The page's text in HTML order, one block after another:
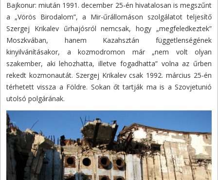
Bajkonur: miután 1991. december 25-én hivatalosan is megszűnt
a „Vörös Birodalom”, a Mir-űrállomáson szolgálatot teljesítő
Szergej Krikalev űrhajósról nemcsak, hogy „megfeledkeztek”
Moszkvában, hanem Kazahsztán függetlenségének
kinyilvánításakor, a kozmodromon már „nem volt olyan
szakember, aki lehozhatta, illetve fogadhatta” volna az űrben
rekedt kozmonautát. Szergej Krikalev csak 1992. március 25-én
térhetett vissza a Földre. Sokan őt tartják ma is a Szovjetunió
utolsó polgárának.